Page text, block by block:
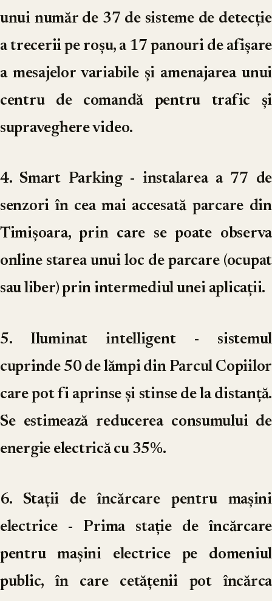
unui număr de 37 de sisteme de detecție
a trecerii pe roșu, a 17 panouri de afișare
a mesajelor variabile și amenajarea unui
centru de comandă pentru trafic și
supraveghere video.
4. Smart Parking- instalarea a 77 de
senzori în cea mai accesată parcare din
Timișoara, prin care se poate observa
online starea unui loc de parcare (ocupat
sau liber) prin intermediul unei aplicații.
5. Iluminat intelligent- sistemul
cuprinde 50 de lămpi din Parcul Copiilor
care pot fi aprinse și stinse de la distanță.
Se estimează reducerea consumului de
energie electrică cu 35%.
6. Stații de încărcare pentru mașini
electrice- Prima stație de încărcare
pentru mașini electrice pe domeniul
public, în care cetățenii pot încărca